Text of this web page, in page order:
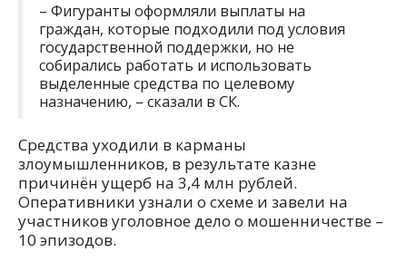
– Фигуранты оформляли выплаты на
граждан, которые подходили под условия
государственной поддержки, но не
собирались работать и использовать
выделенные средства по целевому
назначению, – сказали в СК.
Средства уходили в карманы
злоумышленников, в результате казне
причинён ущерб на 3,4 млн рублей.
Оперативники узнали о схеме и завели на
участников уголовное дело о мошенничестве –
10 эпизодов.